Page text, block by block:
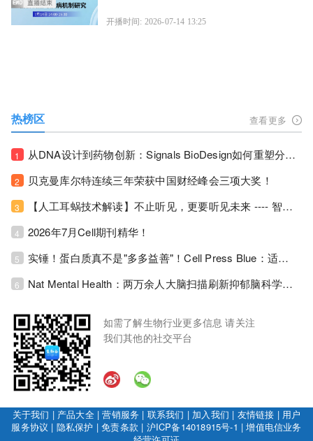
开播时间: 2026-07-14 13:25
热榜区 查看更多
1 从DNA设计到药物创新：Signals BioDesign如何重塑分子生物学研发生态！
2 贝克曼库尔特连续三年荣获中国财经峰会三项大奖！
3 【人工耳蜗技术解读】不止听见，更要听见未来 ---- 智能耳蜗，开启人工耳蜗技术新纪元！
4 2026年7月Cell期刊精华！
5 实锤！蛋白质真不是"多多益善"！Cell Press Blue：适度限蛋白，反而拉长健康寿命！
6 Nat Mental Health：两万余人大脑扫描刷新抑郁脑科学认知！抑郁不只是情绪病，视觉、运动脑区同步受损！
如需了解生物行业更多信息 请关注
我们其他的社交平台
关于我们 | 产品大全|营销服务 | 联系我们 | 加入我们 | 友情链接 | 用户
服务协议 | 隐私保护 |免责条款 | 沪ICP备14018915号-1 |增值电信业务